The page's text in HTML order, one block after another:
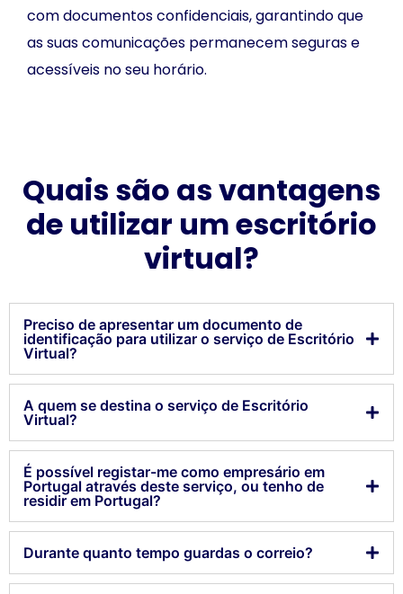
com documentos confidenciais, garantindo que
as suas comunicações permanecem seguras e
acessíveis no seu horário.
Quais são as vantagens
de utilizar um escritório
virtual?
Preciso de apresentar um documento de
identificação para utilizar o serviço de Escritório
Virtual?
A quem se destina o serviço de Escritório
Virtual?
É possível registar-me como empresário em
Portugal através deste serviço, ou tenho de
residir em Portugal?
Durante quanto tempo guardas o correio?